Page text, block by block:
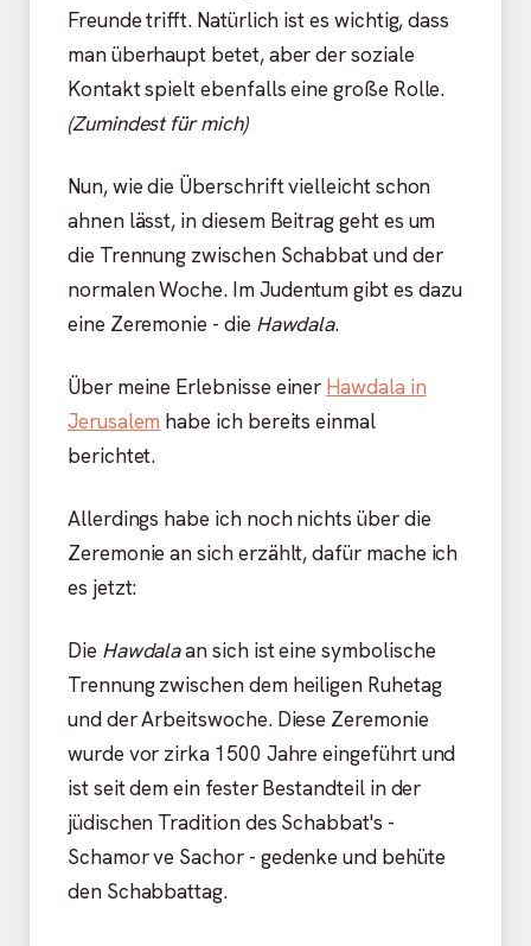
Freunde trifft. Natürlich ist es wichtig, dass
man überhaupt betet, aber der soziale
Kontakt spielt ebenfalls eine große Rolle.
(Zumindest für mich)
Nun, wie die Überschrift vielleicht schon
ahnen lässt, in diesem Beitrag geht es um
die Trennung zwischen Schabbat und der
normalen Woche. Im Judentum gibt es dazu
eine Zeremonie - die Hawdala.
Über meine Erlebnisse einer Hawdala in
Jerusalem habe ich bereits einmal
berichtet.
Allerdings habe ich noch nichts über die
Zeremonie an sich erzählt, dafür mache ich
es jetzt:
Die Hawdalaan sich ist eine symbolische
Trennung zwischen dem heiligen Ruhetag
und der Arbeitswoche. Diese Zeremonie
wurde vor zirka 1500 Jahre eingeführt und
ist seit dem ein fester Bestandteil in der
jüdischen Tradition des Schabbat's -
Schamor ve Sachor - gedenke und behüte
den Schabbattag.